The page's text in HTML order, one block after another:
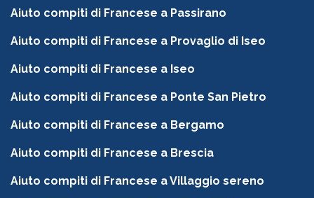
Aiuto compiti di Francese a Passirano
Aiuto compiti di Francese a Provaglio di Iseo
Aiuto compiti di Francese a Iseo
Aiuto compiti di Francese a Ponte San Pietro
Aiuto compiti di Francese a Bergamo
Aiuto compiti di Francese a Brescia
Aiuto compiti di Francese a Villaggio sereno